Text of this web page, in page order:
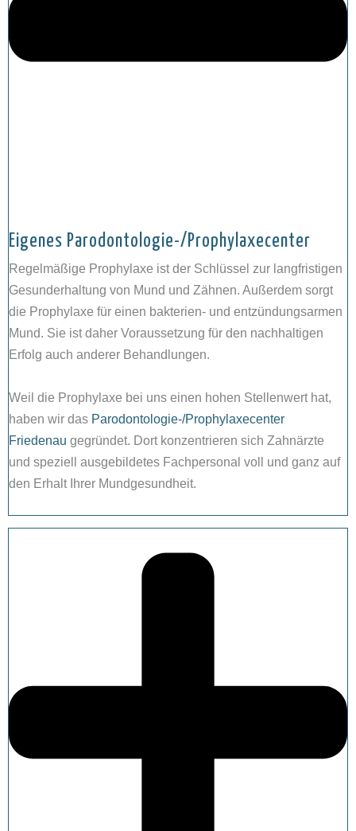
Eigenes Parodontologie-/Prophylaxecenter
Regelmäßige Prophylaxe ist der Schlüssel zur langfristigen
Gesunderhaltung von Mund und Zähnen. Außerdem sorgt
die Prophylaxe für einen bakterien- und entzündungsarmen
Mund. Sie ist daher Voraussetzung für den nachhaltigen
Erfolg auch anderer Behandlungen.
Weil die Prophylaxe bei uns einen hohen Stellenwert hat,
haben wir das Parodontologie-/Prophylaxecenter
Friedenau gegründet. Dort konzentrieren sich Zahnärzte
und speziell ausgebildetes Fachpersonal voll und ganz auf
den Erhalt Ihrer Mundgesundheit.